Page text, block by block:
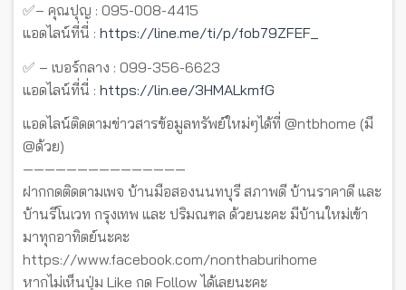
✅– คุณปุญ : 095-008-4415
แอดไลน์ที่นี่ : https://line.me/ti/p/fob79ZFEF_
✅ – เบอร์กลาง : 099-356-6623
แอดไลน์ที่นี่ : https://lin.ee/3HMALkmfG
แอดไลน์ติดตามข่าวสารข้อมูลทรัพย์ใหม่ๆได้ที่ @ntbhome (มี
@ด้วย)
———————————————
ฝากกดติดตามเพจ บ้านมือสองนนทบุรี สภาพดี บ้านราคาดี และ
บ้านรีโนเวท กรุงเทพ และ ปริมณฑล ด้วยนะคะ มีบ้านใหม่เข้า
มาทุกอาทิตย์นะคะ
https://www.facebook.com/nonthaburihome
หากไม่เห็นปุ่ม Like กด Follow ได้เลยนะคะ